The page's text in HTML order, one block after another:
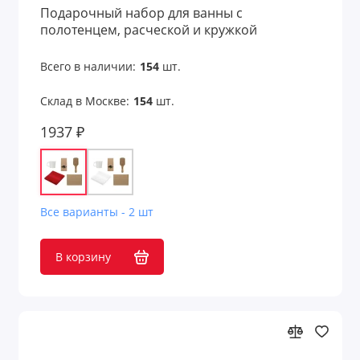
Новогодние наборы
Офисные наборы
Письменные наборы
Пляжные наборы
Подарочные наборы
Подарочные наборы welcome pack
Подарочные наборы детям
Подарочный набор для ванны с
полотенцем, расческой и кружкой
Всего в наличии: 154шт.
Склад в Москве: 154шт.
1937 ₽
Все варианты - 2 шт
В корзину